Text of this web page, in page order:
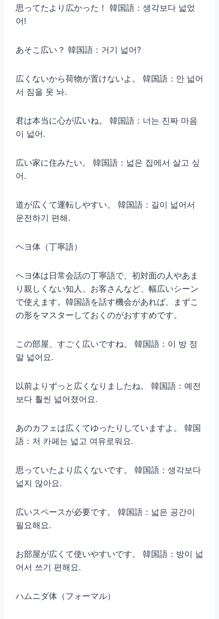
思ってたより広かった！ 韓国語：생각보다 넓었
어!
あそこ広い？ 韓国語：거기 넓어?
広くないから荷物が置けないよ。 韓国語：안 넓어
서 짐을 못 놔.
君は本当に心が広いね。 韓国語：너는 진짜 마음
이 넓어.
広い家に住みたい。 韓国語：넓은 집에서 살고 싶
어.
道が広くて運転しやすい。 韓国語：길이 넓어서
운전하기 편해.
ヘヨ体（丁寧語）
ヘヨ体は日常会話の丁寧語で、初対面の人やあま
り親しくない知人、お客さんなど、幅広いシーン
で使えます。韓国語を話す機会があれば、まずこ
の形をマスターしておくのがおすすめです。
この部屋、すごく広いですね。 韓国語：이 방 정
말 넓어요.
以前よりずっと広くなりましたね。 韓国語：예전
보다 훨씬 넓어졌어요.
あのカフェは広くてゆったりしていますよ。 韓国
語：저 카페는 넓고 여유로워요.
思っていたより広くないです。 韓国語：생각보다
넓지 않아요.
広いスペースが必要です。 韓国語：넓은 공간이
필요해요.
お部屋が広くて使いやすいです。 韓国語：방이 넓
어서 쓰기 편해요.
ハムニダ体（フォーマル）